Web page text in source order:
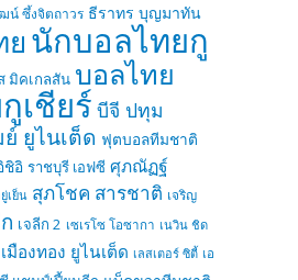
น์ ซึ้งจิตถาวร ธีราทร บุญมาทัน
นักบอลไทยกู
มิคเกลสัน บอลไทย
เชียร์ บีจี ปทุม
ยูไนเต็ด ฟุตบอลทีมชาติ
ชิอิ ราชบุรี เอฟซี ศุภณัฏฐ์
เย็น สุภโชค สารชาติ เจริญ
เจลีก 2 เซเรโซ โอซากา เนวิน ชิด
เมืองทอง ยูไนเต็ด เลสเตอร์ ซิตี้ เอ